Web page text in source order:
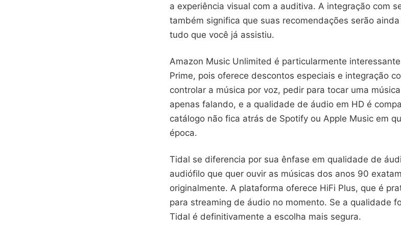
a experiência visual com a auditiva. A integração com
também significa que suas recomendações serão
tudo que você já assistiu.
Amazon Music Unlimited é particularmente
Prime, pois oferece descontos especiais e integração
controlar a música por voz, pedir para tocar uma
apenas falando, e a qualidade de áudio em HD é
catálogo não fica atrás de Spotify ou Apple Music em
época.
Tidal se diferencia por sua ênfase em qualidade de
audiófilo que quer ouvir as músicas dos anos 90
originalmente. A plataforma oferece HiFi Plus, que é
para streaming de áudio no momento. Se a qualidade
Tidal é definitivamente a escolha mais segura.